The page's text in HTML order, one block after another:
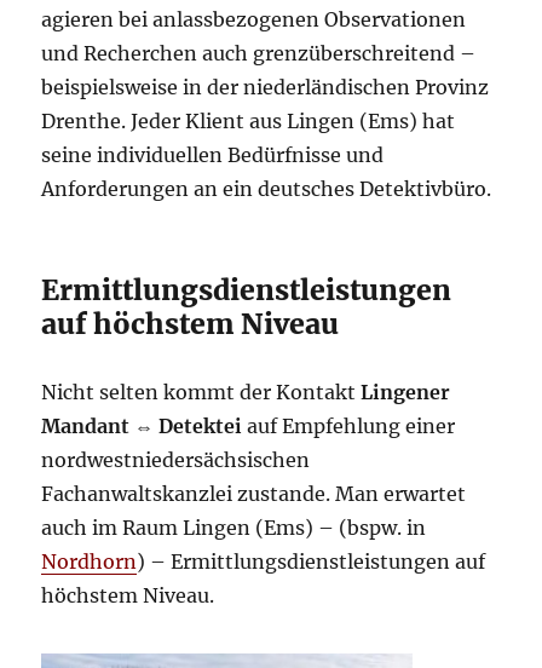
agieren bei anlassbezogenen Observationen
und Recherchen auch grenzüberschreitend –
beispielsweise in der niederländischen Provinz
Drenthe. Jeder Klient aus Lingen (Ems) hat
seine individuellen Bedürfnisse und
Anforderungen an ein deutsches Detektivbüro.
Ermittlungsdienstleistungen
auf höchstem Niveau
Nicht selten kommt der KontaktLingener
Mandant ⇔Detektei auf Empfehlung einer
nordwestniedersächsischen
Fachanwaltskanzlei zustande. Man erwartet
auch im Raum Lingen (Ems) – (bspw. in
Nordhorn) – Ermittlungsdienstleistungen auf
höchstem Niveau.